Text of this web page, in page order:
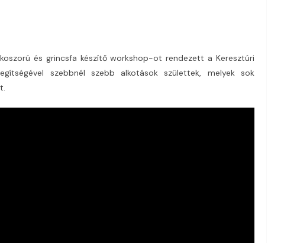
és grincsfa készítő workshop-ot rendezett a Keresztúri
szebbnél szebb alkotások születtek, melyek sok